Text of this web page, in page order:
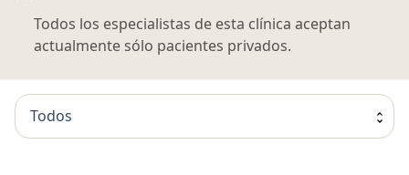
Todos los especialistas de esta clínica aceptan
actualmente sólo pacientes privados.
Todos